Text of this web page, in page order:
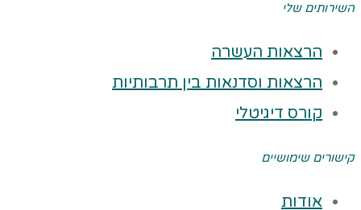
השירותים שלי
הרצאות העשרה
הרצאות וסדנאות בין תרבותיות
קורס דיגיטלי
קישורים שימושיים
אודות